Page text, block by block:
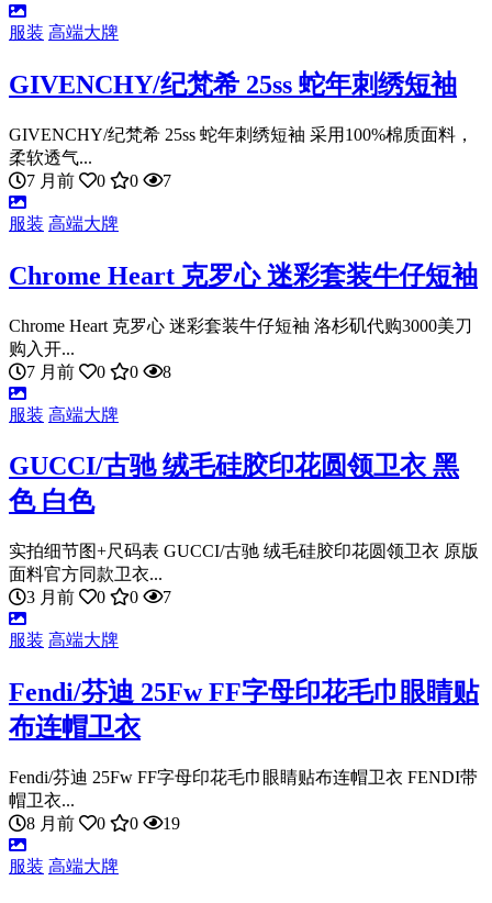
服装 高端大牌
GIVENCHY/纪梵希 25ss 蛇年刺绣短袖
GIVENCHY/纪梵希 25ss 蛇年刺绣短袖 采用100%棉质面料，
柔软透气...
7 月前
0 0 7
服装 高端大牌
Chrome Heart 克罗心 迷彩套装牛仔短袖
Chrome Heart 克罗心 迷彩套装牛仔短袖 洛杉矶代购3000美刀
购入开...
7 月前
0 0 8
服装 高端大牌
GUCCI/古驰 绒毛硅胶印花圆领卫衣 黑
色 白色
实拍细节图+尺码表 GUCCI/古驰 绒毛硅胶印花圆领卫衣 原版
面料官方同款卫衣...
3 月前
0 0 7
服装 高端大牌
Fendi/芬迪 25Fw FF字母印花毛巾眼睛贴
布连帽卫衣
Fendi/芬迪 25Fw FF字母印花毛巾眼睛贴布连帽卫衣 FENDI带
帽卫衣...
8 月前
0 0 19
服装 高端大牌